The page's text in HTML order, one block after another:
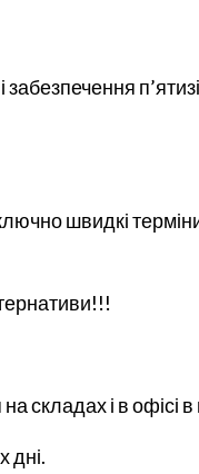
швидкі
складах і в офісі
дні.